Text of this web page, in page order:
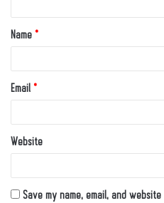
Name *
Email *
Website
Save my name, email, and